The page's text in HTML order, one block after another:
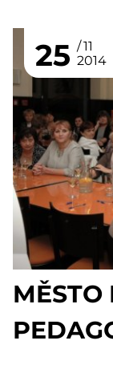
25
11
2014
MĚSTO